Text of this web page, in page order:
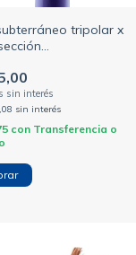
tripolar x
sin interés
con Transferencia o